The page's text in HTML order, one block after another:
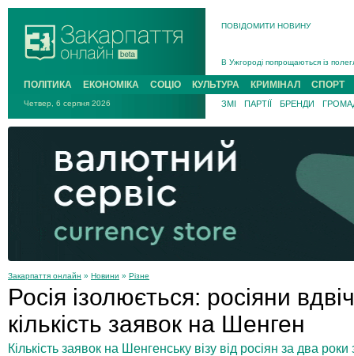
ПОВІДОМИТИ НОВИНУ
В Ужгороді попрощаються із
В Ужгороді 5 серпня
Підтвердили загибель
На війні з рф поліг військовий з
На Хустщині внаслідок ДТП за
Інструктора районного ТЦК на
ПОЛІТИКА ЕКОНОМІКА СОЦІО КУЛЬТУРА КРИМІНАЛ СПОРТ
Четвер, 6 серпня 2026 ЗМІ ПАРТІЇ БРЕНДИ
Закарпаття онлайн » Новини » Різне
Росія ізолюється: росіяни
кількість заявок на Шенген
Кількість заявок на Шенгенську візу від росіян за два